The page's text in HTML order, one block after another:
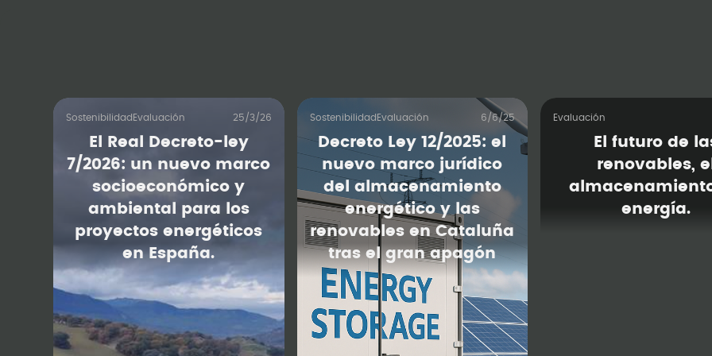
Sostenibilidad Evaluación 25/3/26
El Real Decreto-ley
7/2026: un nuevo marco
socioeconómico y
ambiental para los
proyectos energéticos
en España.
Sostenibilidad Evaluación 6/6/25
Decreto Ley 12/2025: el
nuevo marco jurídico
del almacenamiento
energético y las
renovables en Cataluña
tras el gran apagón
Evaluación
El futuro de
renovables, el
energía.